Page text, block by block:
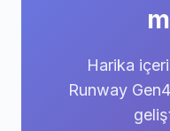
Harika
Runway